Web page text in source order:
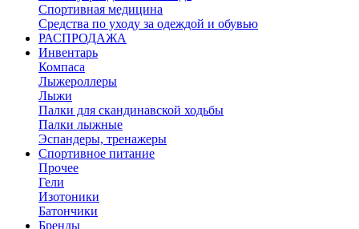
Спортивная медицина
Средства по уходу за одеждой и обувью
РАСПРОДАЖА
Инвентарь
Компаса
Лыжероллеры
Лыжи
Палки для скандинавской ходьбы
Палки лыжные
Эспандеры, тренажеры
Спортивное питание
Прочее
Гели
Изотоники
Батончики
Бренды